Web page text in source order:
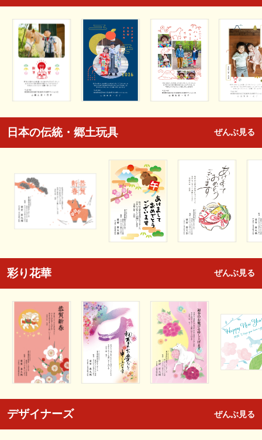
日本の伝統・郷土玩具 ぜんぶ見る
彩り花華 ぜんぶ見る
デザイナーズ ぜんぶ見る